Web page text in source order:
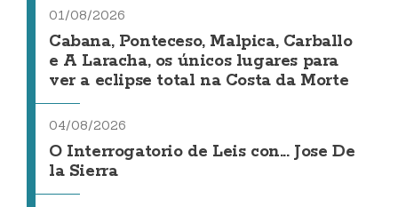
01/08/2026
Cabana, Ponteceso, Malpica, Carballo
e A Laracha, os únicos lugares para
ver a eclipse total na Costa da Morte
04/08/2026
O Interrogatorio de Leis con... Jose De
la Sierra